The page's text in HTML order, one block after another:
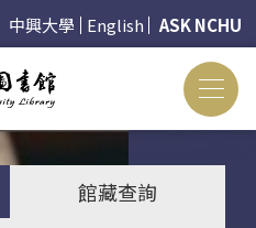
中興大學 English ASK NCHU
館藏查詢